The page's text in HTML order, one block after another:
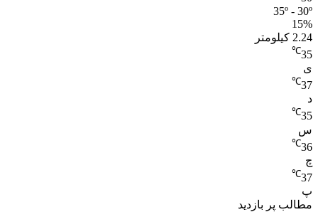
35º - 30º
15%
2.24 کیلومتر
35
℃
ی
37
℃
د
35
℃
س
36
℃
چ
37
℃
پ
مطالب پر بازدید